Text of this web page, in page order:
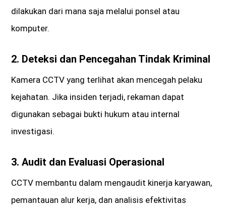
dilakukan dari mana saja melalui ponsel atau
komputer.
2. Deteksi dan Pencegahan Tindak Kriminal
Kamera CCTV yang terlihat akan mencegah pelaku
kejahatan. Jika insiden terjadi, rekaman dapat
digunakan sebagai bukti hukum atau internal
investigasi.
3.Audit dan Evaluasi Operasional
CCTV membantu dalam mengaudit kinerja karyawan,
pemantauan alur kerja, dan analisis efektivitas